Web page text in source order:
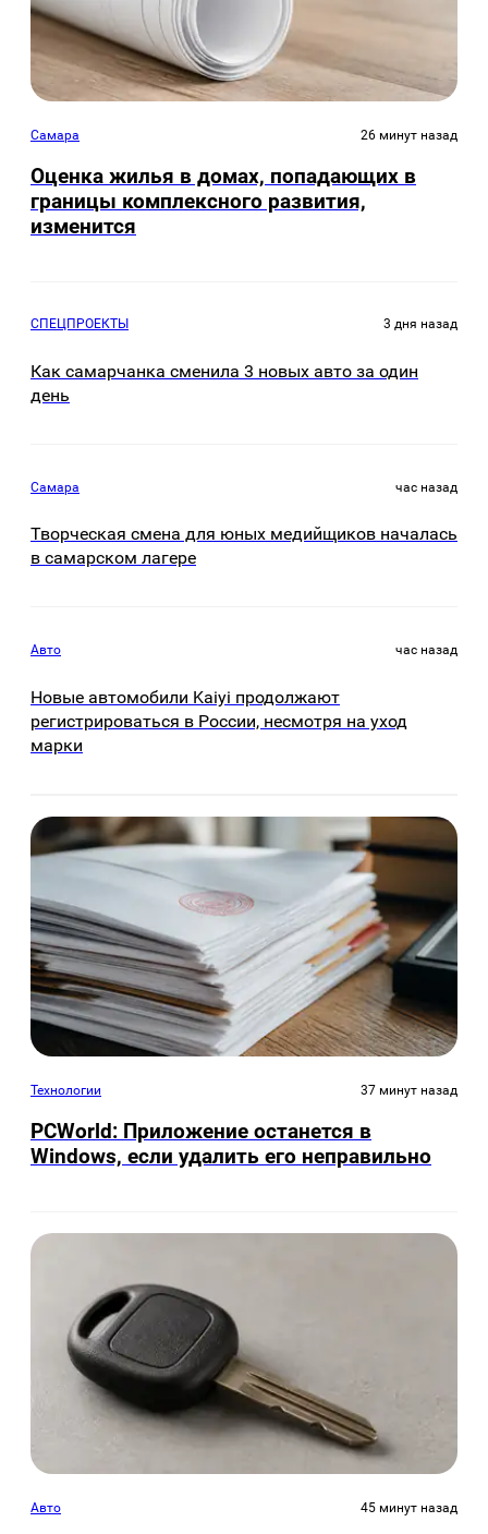
Самара 26 минут назад
Оценка жилья в домах, попадающих в
границы комплексного развития,
изменится
СПЕЦПРОЕКТЫ 3 дня назад
Как самарчанка сменила 3 новых авто за один
день
Самара час назад
Творческая смена для юных медийщиков началась
в самарском лагере
Авто час назад
Новые автомобили Kaiyi продолжают
регистрироваться в России, несмотря на уход
марки
Технологии 37 минут назад
PCWorld: Приложение останется в
Windows, если удалить его неправильно
Авто 45 минут назад